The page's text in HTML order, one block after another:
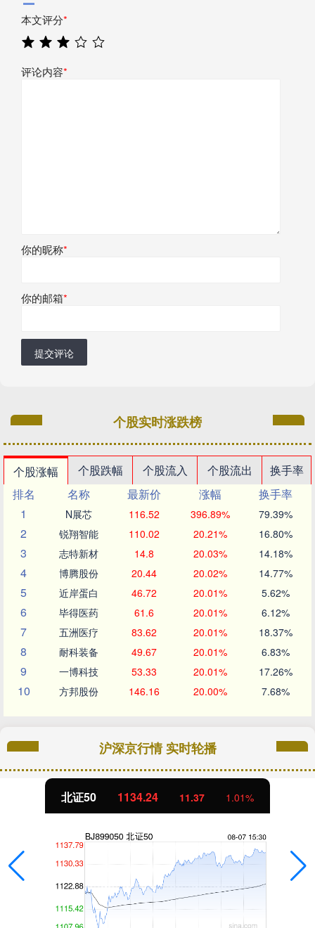
本文评分*
评论内容*
你的昵称*
你的邮箱*
提交评论
个股实时涨跌榜
个股涨幅 个股跌幅 个股流入 个股流出
换手率
排名
名称 最新价 涨幅
换手率
1
N展芯 116.52 396.89% 79.39%
2 锐翔智能 110.02 20.21% 16.80%
3 志特新材 14.8 20.03% 14.18%
4 博腾股份 20.44 20.02% 14.77%
5 近岸蛋白 46.72 20.01% 5.62%
6 毕得医药 61.6 20.01% 6.12%
7 五洲医疗 83.62 20.01% 18.37%
8 耐科装备 49.67 20.01% 6.83%
9 一博科技 53.33 20.01% 17.26%
10 方邦股份 146.16 20.00% 7.68%
沪深京行情 实时轮播
北证50 1134.24 11.37 1.01%